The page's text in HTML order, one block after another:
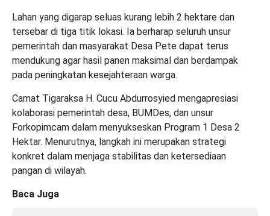
Lahan yang digarap seluas kurang lebih 2 hektare dan
tersebar di tiga titik lokasi. Ia berharap seluruh unsur
pemerintah dan masyarakat Desa Pete dapat terus
mendukung agar hasil panen maksimal dan berdampak
pada peningkatan kesejahteraan warga.
Camat Tigaraksa H. Cucu Abdurrosyied mengapresiasi
kolaborasi pemerintah desa, BUMDes, dan unsur
Forkopimcam dalam menyukseskan Program 1 Desa 2
Hektar. Menurutnya, langkah ini merupakan strategi
konkret dalam menjaga stabilitas dan ketersediaan
pangan di wilayah.
Baca Juga